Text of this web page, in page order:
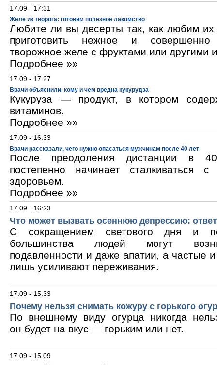
17.09 - 17:31
Желе из творога: готовим полезное лакомство
Любите ли вы десерты так, как любим
приготовить нежное и
творожное желе с фруктами или другими
Подробнее »»
17.09 - 17:27
Врачи объяснили, кому и чем вредна кукурудза
Кукуруза — продукт, в котором
витаминов.
Подробнее »»
17.09 - 16:33
Врачи рассказали, чего нужно опасаться мужчинам после 40 лет
После преодоления дистанции в
постепенно начинает сталкиваться
здоровьем.
Подробнее »»
17.09 - 16:23
Что может вызвать осеннюю депрессию:
С сокращением светового дня и
большинства людей могут
подавленности и даже апатии, а частые
лишь усиливают переживания.
17.09 - 15:33
Почему нельзя снимать кожуру с горького
По внешнему виду огурца никогда
он будет на вкус — горьким или нет.
17.09 - 15:09